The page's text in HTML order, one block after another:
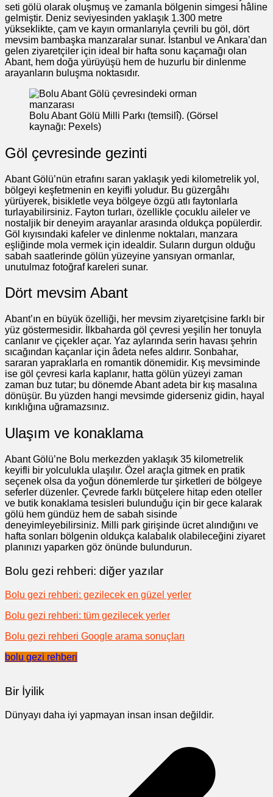
seti gölü olarak oluşmuş ve zamanla bölgenin simgesi hâline
gelmiştir. Deniz seviyesinden yaklaşık 1.300 metre
yükseklikte, çam ve kayın ormanlarıyla çevrili bu göl, dört
mevsim bambaşka manzaralar sunar. İstanbul ve Ankara’dan
gelen ziyaretçiler için ideal bir hafta sonu kaçamağı olan
Abant, hem doğa yürüyüşü hem de huzurlu bir dinlenme
arayanların buluşma noktasıdır.
Bolu Abant Gölü Milli Parkı (temsilî). (Görsel
kaynağı: Pexels)
Göl çevresinde gezinti
Abant Gölü’nün etrafını saran yaklaşık yedi kilometrelik yol,
bölgeyi keşfetmenin en keyifli yoludur. Bu güzergâhı
yürüyerek, bisikletle veya bölgeye özgü atlı faytonlarla
turlayabilirsiniz. Fayton turları, özellikle çocuklu aileler ve
nostaljik bir deneyim arayanlar arasında oldukça popülerdir.
Göl kıyısındaki kafeler ve dinlenme noktaları, manzara
eşliğinde mola vermek için idealdir. Suların durgun olduğu
sabah saatlerinde gölün yüzeyine yansıyan ormanlar,
unutulmaz fotoğraf kareleri sunar.
Dört mevsim Abant
Abant’ın en büyük özelliği, her mevsim ziyaretçisine farklı bir
yüz göstermesidir. İlkbaharda göl çevresi yeşilin her tonuyla
canlanır ve çiçekler açar. Yaz aylarında serin havası şehrin
sıcağından kaçanlar için âdeta nefes aldırır. Sonbahar,
sararan yapraklarla en romantik dönemidir. Kış mevsiminde
ise göl çevresi karla kaplanır, hatta gölün yüzeyi zaman
zaman buz tutar; bu dönemde Abant adeta bir kış masalına
dönüşür. Bu yüzden hangi mevsimde giderseniz gidin, hayal
kırıklığına uğramazsınız.
Ulaşım ve konaklama
Abant Gölü’ne Bolu merkezden yaklaşık 35 kilometrelik
keyifli bir yolculukla ulaşılır. Özel araçla gitmek en pratik
seçenek olsa da yoğun dönemlerde tur şirketleri de bölgeye
seferler düzenler. Çevrede farklı bütçelere hitap eden oteller
ve butik konaklama tesisleri bulunduğu için bir gece kalarak
gölü hem gündüz hem de sabah sisinde
deneyimleyebilirsiniz. Milli park girişinde ücret alındığını ve
hafta sonları bölgenin oldukça kalabalık olabileceğini ziyaret
planınızı yaparken göz önünde bulundurun.
Bolu gezi rehberi: diğer yazılar
Bolu gezi rehberi: gezilecek en güzel yerler
Bolu gezi rehberi: tüm gezilecek yerler
Bolu gezi rehberi Google arama sonuçları
bolu gezi rehberi
Bir İyilik
Dünyayı daha iyi yapmayan insan insan değildir.